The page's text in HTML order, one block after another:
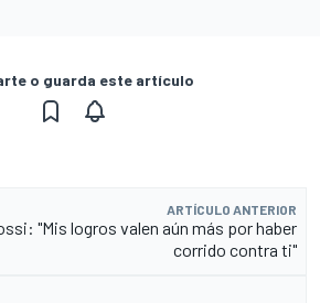
o guarda este artículo
ARTÍCULO ANTERIOR
"Mis logros valen aún más por haber
corrido contra ti"